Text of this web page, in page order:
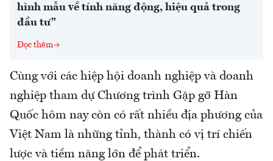
hình mẫu về tính năng động, hiệu quả trong
đầu tư”
Đọc thêm
Cùng với các hiệp hội doanh nghiệp và doanh
nghiệp tham dự Chương trình Gặp gỡ Hàn
Quốc hôm nay còn có rất nhiều địa phương của
Việt Nam là những tỉnh, thành có vị trí chiến
lược và tiềm năng lớn để phát triển.